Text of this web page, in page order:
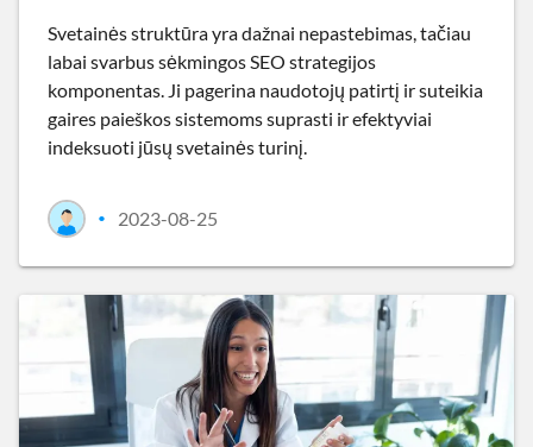
Svetainės struktūra yra dažnai nepastebimas, tačiau
labai svarbus sėkmingos SEO strategijos
komponentas. Ji pagerina naudotojų patirtį ir suteikia
gaires paieškos sistemoms suprasti ir efektyviai
indeksuoti jūsų svetainės turinį.
• 2023-08-25